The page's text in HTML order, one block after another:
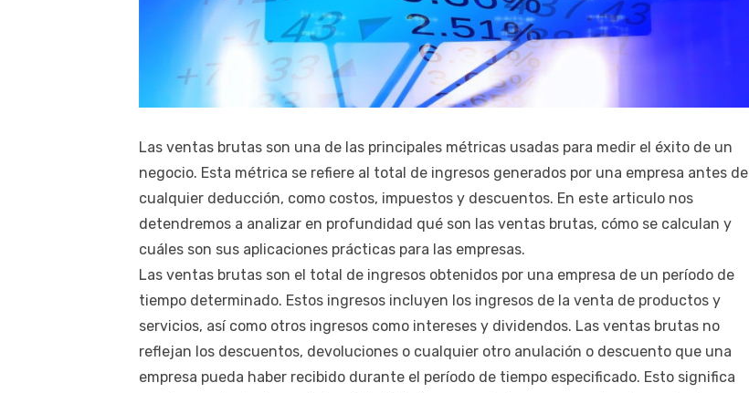
Las ventas brutas son una de las principales métricas usadas para medir el éxito de un
negocio. Esta métrica se refiere al total de ingresos generados por una empresa antes de
cualquier deducción, como costos, impuestos y descuentos. En este articulo nos
detendremos a analizar en profundidad qué son las ventas brutas, cómo se calculan y
cuáles son sus aplicaciones prácticas para las empresas.
Las ventas brutas son el total de ingresos obtenidos por una empresa de un período de
tiempo determinado. Estos ingresos incluyen los ingresos de la venta de productos y
servicios, así como otros ingresos como intereses y dividendos. Las ventas brutas no
reflejan los descuentos, devoluciones o cualquier otro anulación o descuento que una
empresa pueda haber recibido durante el período de tiempo especificado. Esto significa